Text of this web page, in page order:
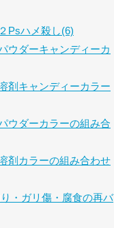
Psハメ殺し(6)
ウダーキャンディーカ
剤キャンディーカラー
ウダーカラーの組み合
剤カラーの組み合わせ
・ガリ傷・腐食の再バ